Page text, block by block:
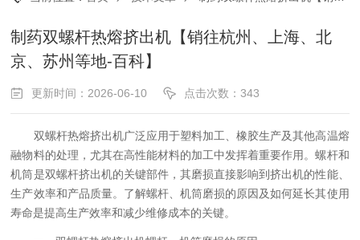
制药双螺杆热熔挤出机【销往杭州、上海、北
京、苏州等地-百科】
更新时间：2026-06-10 点击次数：343
双螺杆热熔挤出机广泛应用于塑料加工、橡胶生产及其他高温熔
融物料的处理，尤其在高性能材料的加工中发挥着重要作用。螺杆和
机筒是双螺杆挤出机的关键部件，其磨损直接影响到挤出机的性能、
生产效率和产品质量。了解螺杆、机筒磨损的原因及如何延长其使用
寿命是提高生产效率和减少维修成本的关键。